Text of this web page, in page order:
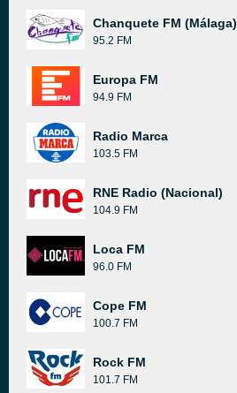
Chanquete FM (Málaga)
95.2 FM
Europa FM
94.9 FM
Radio Marca
103.5 FM
RNE Radio (Nacional)
104.9 FM
Loca FM
96.0 FM
Cope FM
100.7 FM
Rock FM
101.7 FM